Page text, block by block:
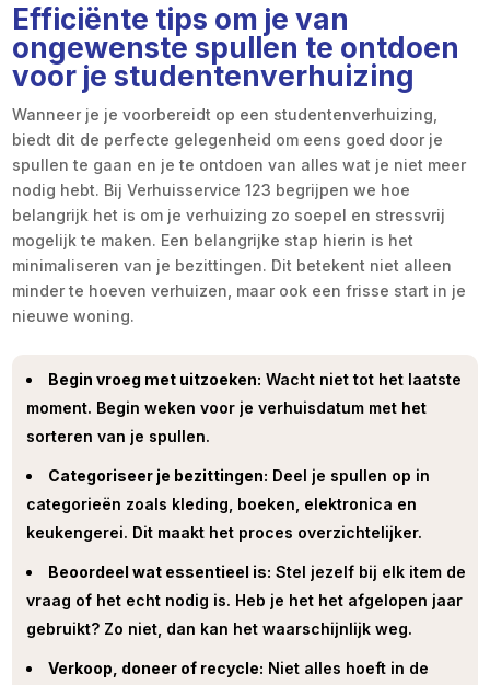
Efficiënte tips om je van
ongewenste spullen te ontdoen
voor je studentenverhuizing
Wanneer je je voorbereidt op een studentenverhuizing,
biedt dit de perfecte gelegenheid om eens goed door je
spullen te gaan en je te ontdoen van alles wat je niet meer
nodig hebt. Bij Verhuisservice 123 begrijpen we hoe
belangrijk het is om je verhuizing zo soepel en stressvrij
mogelijk te maken. Een belangrijke stap hierin is het
minimaliseren van je bezittingen. Dit betekent niet alleen
minder te hoeven verhuizen, maar ook een frisse start in je
nieuwe woning.
Begin vroeg met uitzoeken: Wacht niet tot het laatste
moment. Begin weken voor je verhuisdatum met het
sorteren van je spullen.
Categoriseer je bezittingen: Deel je spullen op in
categorieën zoals kleding, boeken, elektronica en
keukengerei. Dit maakt het proces overzichtelijker.
Beoordeel wat essentieel is: Stel jezelf bij elk item de
vraag of het echt nodig is. Heb je het het afgelopen jaar
gebruikt? Zo niet, dan kan het waarschijnlijk weg.
Verkoop, doneer of recycle: Niet alles hoeft in de